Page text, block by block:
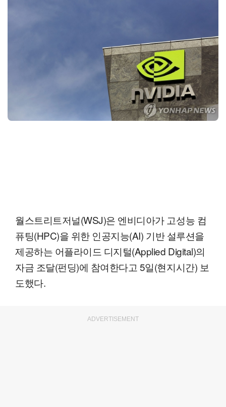
월스트리트저널(WSJ)은 엔비디아가 고성능 컴
퓨팅(HPC)을 위한 인공지능(AI) 기반 설루션을
제공하는 어플라이드 디지털(Applied Digital)의
자금 조달(펀딩)에 참여한다고 5일(현지시간) 보
도했다.
ADVERTISEMENT